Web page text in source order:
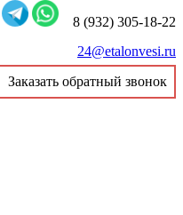
8 (932) 305-18-22
24@etalonvesi.ru
Заказать обратный звонок